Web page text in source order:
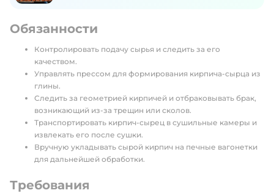
Обязанности
Контролировать подачу сырья и следить за его
качеством.
Управлять прессом для формирования кирпича-сырца из
глины.
Следить за геометрией кирпичей и отбраковывать брак,
возникающий из-за трещин или сколов.
Транспортировать кирпич-сырец в сушильные камеры и
извлекать его после сушки.
Вручную укладывать сырой кирпич на печные вагонетки
для дальнейшей обработки.
Требования